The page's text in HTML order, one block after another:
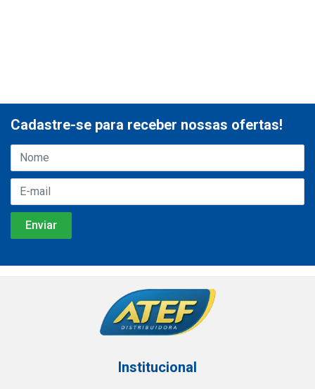
Cadastre-se para receber nossas ofertas!
Institucional